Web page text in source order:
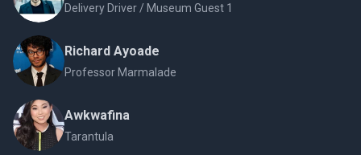
Delivery Driver / Museum Guest 1
Richard Ayoade
Professor Marmalade
Awkwafina
Tarantula